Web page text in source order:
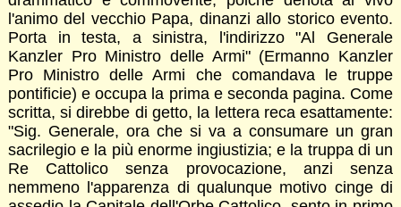
l'animo del vecchio Papa, dinanzi allo storico evento.
Porta in testa, a sinistra, l'indirizzo "Al Generale
Kanzler Pro Ministro delle Armi" (Ermanno Kanzler
Pro Ministro delle Armi che comandava le truppe
pontificie) e occupa la prima e seconda pagina. Come
scritta, si direbbe di getto, la lettera reca esattamente:
"Sig. Generale, ora che si va a consumare un gran
sacrilegio e la più enorme ingiustizia; e la truppa di un
Re Cattolico senza provocazione, anzi senza
nemmeno l'apparenza di qualunque motivo cinge di